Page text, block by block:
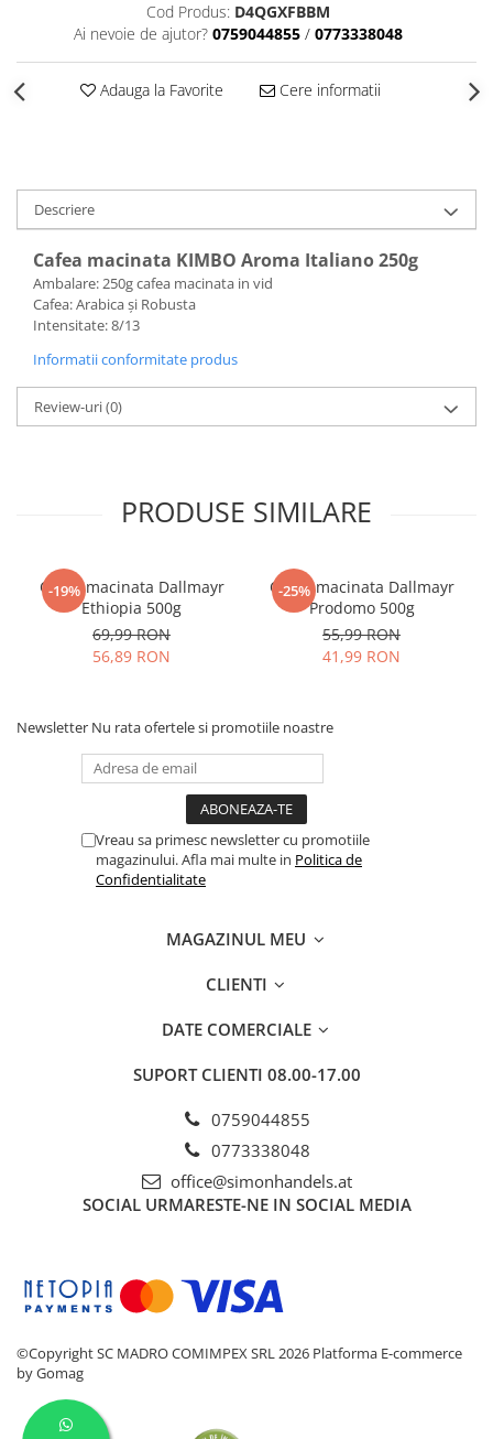
Cod Produs: D4QGXFBBM
Ai nevoie de ajutor? 0759044855 / 0773338048
Adauga la Favorite Cere informatii
Descriere
Cafea macinata KIMBO Aroma Italiano 250g
Ambalare: 250g cafea macinata in vid
Cafea: Arabica și Robusta
Intensitate: 8/13
Informatii conformitate produs
Review-uri(0)
PRODUSE SIMILARE
-19%
Cafea macinata Dallmayr
Ethiopia 500g
69,99 RON
56,89 RON
-25%
Cafea macinata Dallmayr
Prodomo 500g
55,99 RON
41,99 RON
Newsletter Nu rata ofertele si promotiile noastre
Vreau sa primesc newsletter cu promotiile
magazinului. Afla mai multe in Politica de
Confidentialitate
MAGAZINUL MEU
CLIENTI
DATE COMERCIALE
SUPORT CLIENTI 08.00-17.00
0759044855
0773338048
office@simonhandels.at
SOCIAL URMARESTE-NE IN SOCIAL MEDIA
©Copyright SC MADRO COMIMPEX SRL 2026 Platforma E-commerce
by Gomag